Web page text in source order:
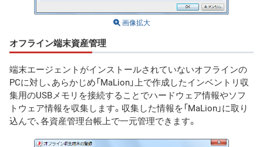
画像拡大
オフライン端末資産管理
端末エージェントがインストールされていないオフラインの
PCに対し、あらかじめ「MaLion」上で作成したインベントリ収
集用のUSBメモリを接続することでハードウェア情報やソフ
トウェア情報を収集します。収集した情報を「MaLion」に取り
込んで、各資産管理台帳上で一元管理できます。